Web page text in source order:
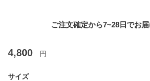
ご注文確定から7~28日でお
4,800 円
サイズ